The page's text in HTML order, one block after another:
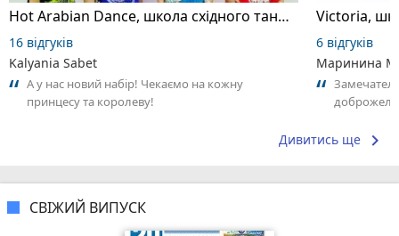
Hot Arabian Dance, школа східного танцю
16 відгуків
Kalyania Sabet
А у нас новий набір! Чекаємо на кожну
принцесу та королеву!
6 відгуків
Маринина
Дивитись ще keyboard_arrow_right
СВІЖИЙ ВИПУСК